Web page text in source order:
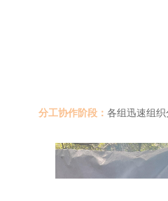
分工协作阶段： 各组迅速组